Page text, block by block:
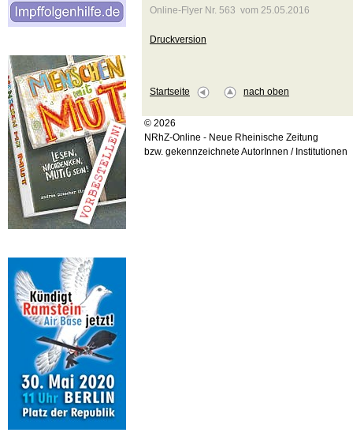
Online-Flyer Nr. 563 vom 25.05.2016
Druckversion
Startseite nach oben
© 2026
NRhZ-Online - Neue Rheinische Zeitung
bzw. gekennzeichnete AutorInnen / Institutionen